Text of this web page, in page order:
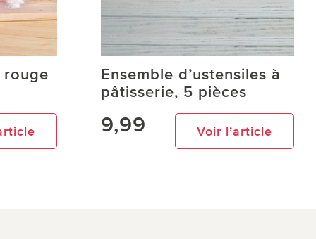
rouge
Ensemble d’ustensiles à
pâtisserie, 5 pièces
9,99 Voir l’article